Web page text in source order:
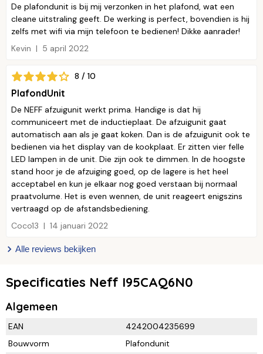
De plafondunit is bij mij verzonken in het plafond, wat een
cleane uitstraling geeft. De werking is perfect, bovendien is hij
zelfs met wifi via mijn telefoon te bedienen! Dikke aanrader!
Kevin
5 april 2022
8 / 10
PlafondUnit
De NEFF afzuigunit werkt prima. Handige is dat hij
communiceert met de inductieplaat. De afzuigunit gaat
automatisch aan als je gaat koken. Dan is de afzuigunit ook te
bedienen via het display van de kookplaat. Er zitten vier felle
LED lampen in de unit. Die zijn ook te dimmen. In de hoogste
stand hoor je de afzuiging goed, op de lagere is het heel
acceptabel en kun je elkaar nog goed verstaan bij normaal
praatvolume. Het is even wennen, de unit reageert enigszins
vertraagd op de afstandsbediening.
Coco13
14 januari 2022
Alle reviews bekijken
Specificaties Neff I95CAQ6N0
Algemeen
EAN
4242004235699
Bouwvorm
Plafondunit